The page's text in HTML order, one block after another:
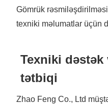
Gömrük
texniki məlumatlar üçün
Texniki dəstək
tətbiqi
Zhao Feng Co., Ltd